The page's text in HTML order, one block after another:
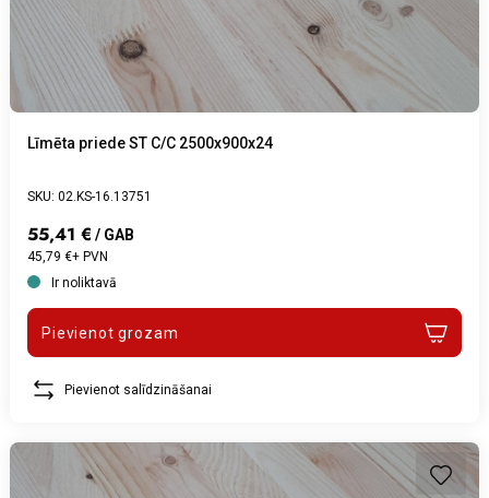
Līmēta priede ST C/C 2500x900x24
SKU: 02.KS-16.13751
55,41 € / GAB
45,79 €+ PVN
Ir noliktavā
Pievienot grozam
Pievienot salīdzināšanai